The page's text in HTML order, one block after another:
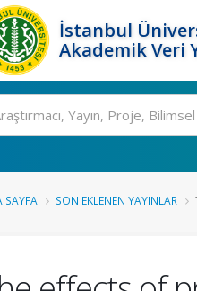
İstanbul
Akademik Veri
SAYFA SON EKLENEN YAYINLAR